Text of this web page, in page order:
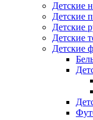
Детские
Детские
Детские
Детские
Детские